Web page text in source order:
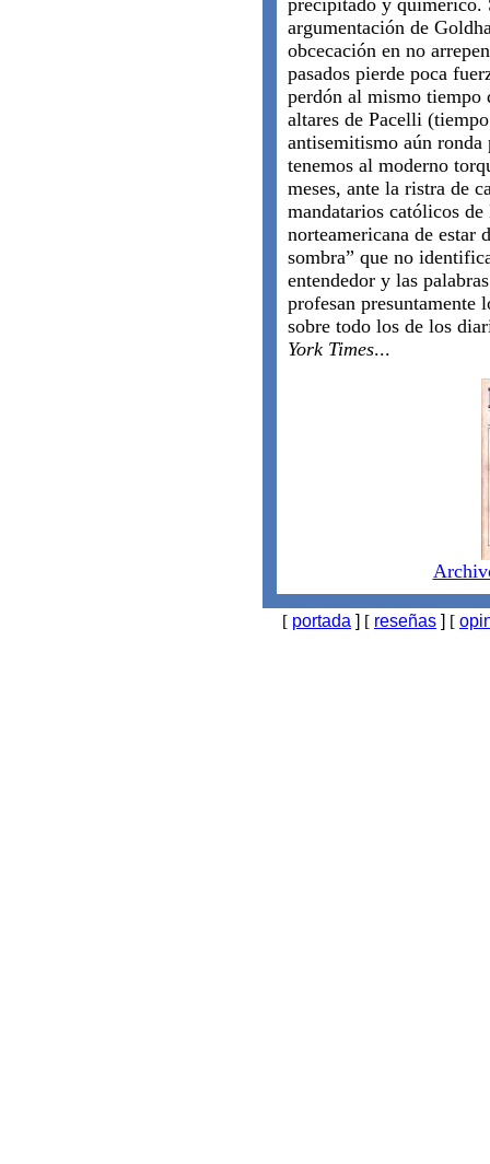
precipitado y quimérico.
argumentación de
obcecación en no
pasados pierde poca
perdón al mismo tiempo
altares de Pacelli
antisemitismo aún
tenemos al moderno
meses, ante la ristra de
mandatarios católicos
norteamericana de estar
sombra” que no
entendedor y las
profesan presuntamente
sobre todo los de los
York Times...
[ portada ] [ reseñas ] [